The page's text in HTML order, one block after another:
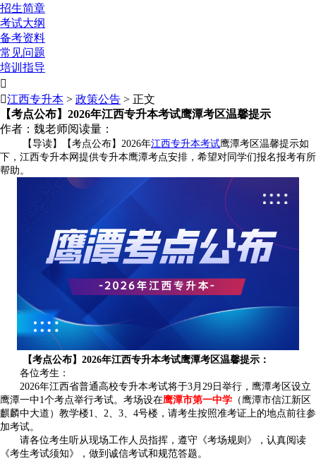
招生简章
考试大纲
备考资料
常见问题
培训指导

江西专升本 > 政策公告 > 正文
【考点公布】2026年江西专升本考试鹰潭考区温馨提示
作者：魏老师阅读量：
【导读】【考点公布】2026年江西专升本考试鹰潭考区温馨提示如
下，江西专升本网提供专升本鹰潭考点安排，希望对同学们报名报考有所
帮助。
【考点公布】2026年江西专升本考试鹰潭考区温馨提示：
各位考生：
2026年江西省普通高校专升本考试将于3月29日举行，鹰潭考区设立
鹰潭一中1个考点举行考试。考场设在鹰潭市第一中学 （鹰潭市信江新区
麒麟中大道）教学楼1、2、3、4号楼，请考生按照准考证上的地点前往参
加考试。
请各位考生听从现场工作人员指挥，遵守《考场规则》，认真阅读
《考生考试须知》，做到诚信考试和规范答题。